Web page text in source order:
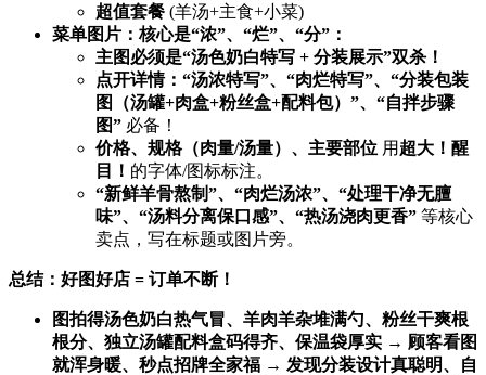
超值套餐 ​ (羊汤+主食+小菜)
菜单图片：核心是“浓”、“烂”、“分”：​
主图必须是“汤色奶白特写 + 分装展示”双杀！​
点开详情：“汤浓特写”、“肉烂特写”、“分装包装
图（汤罐+肉盒+粉丝盒+配料包）”、“自拌步骤
图”​ ​ 必备！
价格、规格（肉量/汤量）、主要部位 ​ 用 超大！醒
目！​ 的字体/图标标注。
​“新鲜羊骨熬制”、“肉烂汤浓”、“处理干净无膻
味”、“汤料分离保口感”、“热汤浇肉更香”​ ​ 等核心
卖点，写在标题或图片旁。
总结：好图好店 = 订单不断！​
图拍得汤色奶白热气冒、羊肉羊杂堆满勺、粉丝干爽根
根分、独立汤罐配料盒码得齐、保温袋厚实 → 顾客看图
就浑身暖、秒点招牌全家福 → 发现分装设计真聪明、自